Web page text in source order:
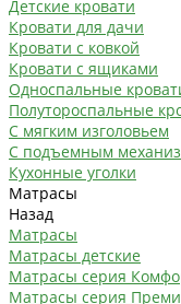
Детские кровати
Кровати для дачи
Кровати с ковкой
Кровати с ящиками
Односпальные
Полутороспальные
С мягким изголовьем
С подъемным
Кухонные уголки
Матрасы
Назад
Матрасы
Матрасы детские
Матрасы серия
Матрасы серия